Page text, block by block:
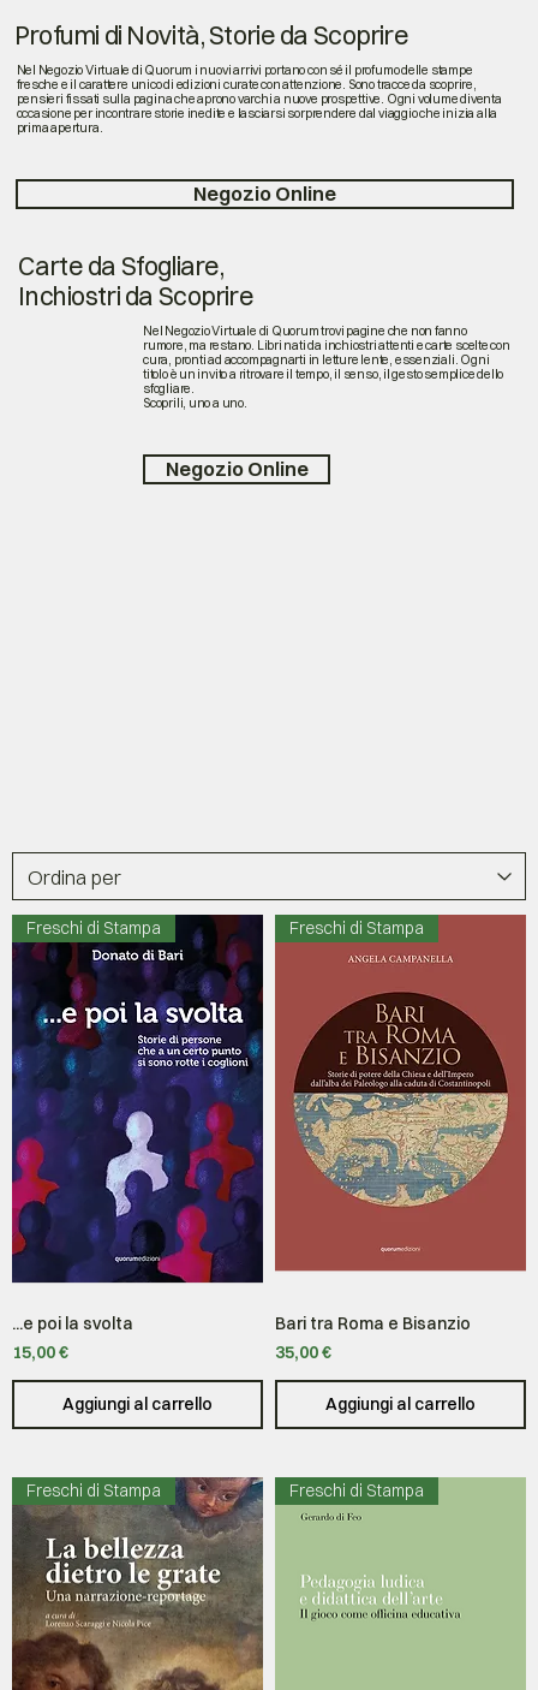
Freschi di Stampa
...e poi la svolta
Prezzo
15,00 €
Aggiungi al carrello
Freschi di Stampa
Bari tra Roma e Bisanzio
Prezzo
35,00 €
Aggiungi al carrello
Freschi di Stampa Freschi di Stampa
Profumi di Novità, Storie da Scoprire
Nel Negozio Virtuale di Quorum i nuovi arrivi portano con sé il profumo delle stampe
fresche e il carattere unico di edizioni curate con attenzione. Sono tracce da scoprire,
pensieri fissati sulla pagina che aprono varchi a nuove prospettive. Ogni volume diventa
occasione per incontrare storie inedite e lasciarsi sorprendere dal viaggio che inizia alla
prima apertura.
Negozio Online
Carte da Sfogliare,
Inchiostri da Scoprire
Nel Negozio Virtuale di Quorum trovi pagine che non fanno
rumore, ma restano. Libri nati da inchiostri attenti e carte scelte con
cura, pronti ad accompagnarti in letture lente, essenziali. Ogni
titolo è un invito a ritrovare il tempo, il senso, il gesto semplice dello
sfogliare.
Scoprili, uno a uno.
Negozio Online